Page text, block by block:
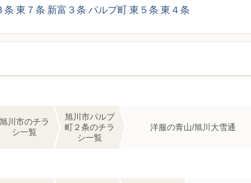
条 東７条 新富３条 パルプ町東５条 東４条
旭川市のチラ
シ一覧
旭川市パルプ
町２条のチラ
シ一覧
洋服の青山/旭川大雪通